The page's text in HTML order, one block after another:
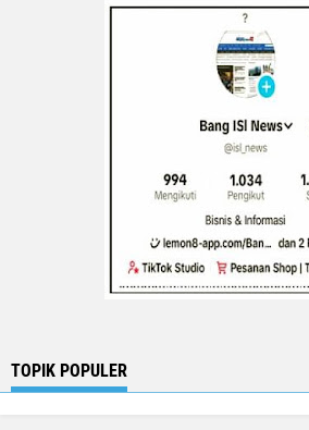
TOPIK POPULER